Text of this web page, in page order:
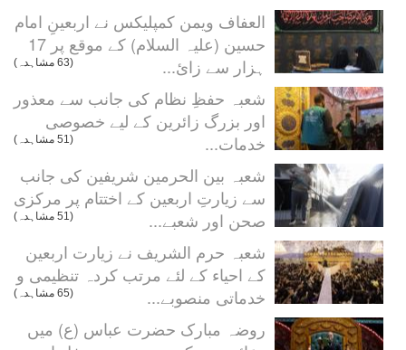
العفاف ویمن کمپلیکس نے اربعینِ امام
حسین (علیہ السلام) کے موقع پر 17
ہزار سے زائ...
(63 مشاہدہ)
شعبہ حفظِ نظام کی جانب سے معذور
اور بزرگ زائرین کے لیے خصوصی
خدمات...
(51 مشاہدہ)
شعبہ بین الحرمین شریفین کی جانب
سے زیارتِ اربعین کے اختتام پر مرکزی
صحن اور شعبے...
(51 مشاہدہ)
شعبہ حرم الشریف نے زیارت اربعین
کے احیاء کے لئے مرتب کردہ تنظیمی و
خدماتی منصوبے...
(65 مشاہدہ)
روضہ مبارک حضرت عباس (ع) میں